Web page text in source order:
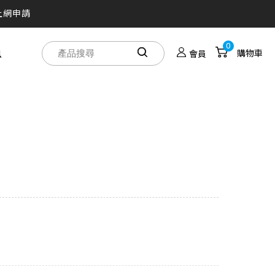
申請
會員
0
購物車